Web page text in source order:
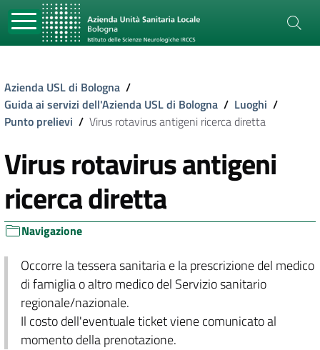
Azienda USL di Bologna /
Guida ai servizi dell'Azienda USL di Bologna / Luoghi /
Punto prelievi / Virus rotavirus antigeni ricerca diretta
Virus rotavirus antigeni
ricerca diretta
Navigazione
Occorre la tessera sanitaria e la prescrizione del medico
di famiglia o altro medico del Servizio sanitario
regionale/nazionale.
Il costo dell'eventuale ticket viene comunicato al
momento della prenotazione.